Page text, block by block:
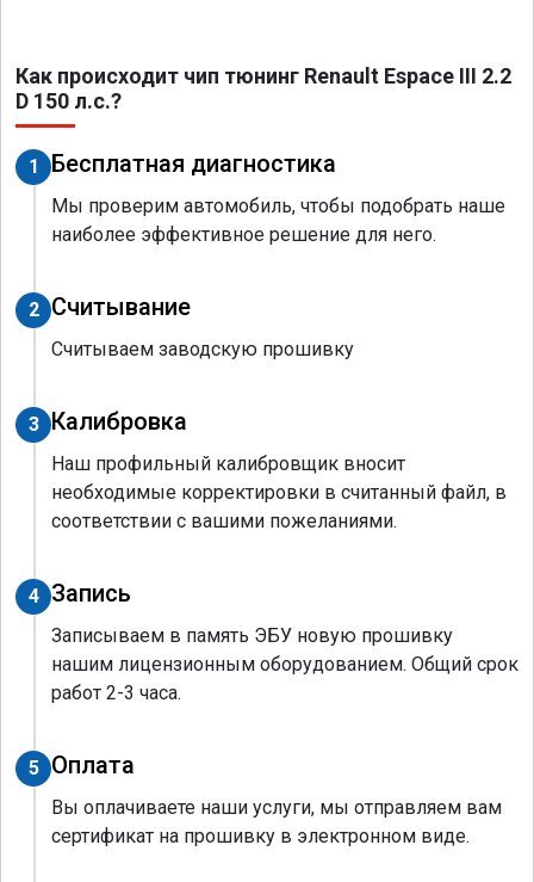
Как происходит чип тюнинг Renault Espace III 2.2
D 150 л.с.?
1 Бесплатная диагностика
Мы проверим автомобиль, чтобы подобрать наше
наиболее эффективное решение для него.
2 Считывание
Считываем заводскую прошивку
3 Калибровка
Наш профильный калибровщик вносит
необходимые корректировки в считанный файл, в
соответствии с вашими пожеланиями.
4 Запись
Записываем в память ЭБУ новую прошивку
нашим лицензионным оборудованием. Общий срок
работ 2-3 часа.
5 Оплата
Вы оплачиваете наши услуги, мы отправляем вам
сертификат на прошивку в электронном виде.